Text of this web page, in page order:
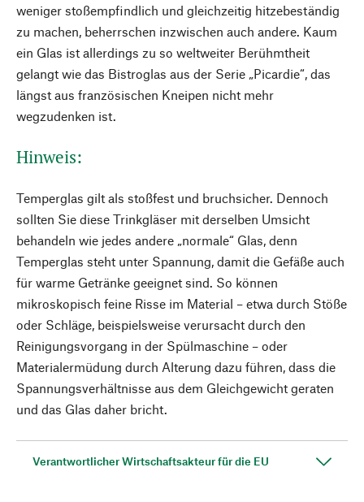
weniger stoßempfindlich und gleichzeitig hitzebeständig
zu machen, beherrschen inzwischen auch andere. Kaum
ein Glas ist allerdings zu so weltweiter Berühmtheit
gelangt wie das Bistroglas aus der Serie „Picardie“, das
längst aus französischen Kneipen nicht mehr
wegzudenken ist.
Hinweis:
Temperglas gilt als stoßfest und bruchsicher. Dennoch
sollten Sie diese Trinkgläser mit derselben Umsicht
behandeln wie jedes andere „normale“ Glas, denn
Temperglas steht unter Spannung, damit die Gefäße auch
für warme Getränke geeignet sind. So können
mikroskopisch feine Risse im Material – etwa durch Stöße
oder Schläge, beispielsweise verursacht durch den
Reinigungsvorgang in der Spülmaschine – oder
Materialermüdung durch Alterung dazu führen, dass die
Spannungsverhältnisse aus dem Gleichgewicht geraten
und das Glas daher bricht.
Verantwortlicher Wirtschaftsakteur für die EU